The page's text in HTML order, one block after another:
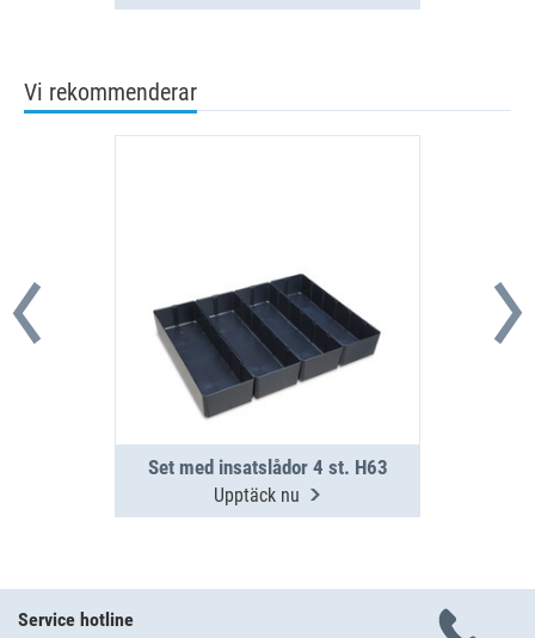
Vi rekommenderar
Set med insatslådor 4 st. H63
Upptäck nu
Service hotline